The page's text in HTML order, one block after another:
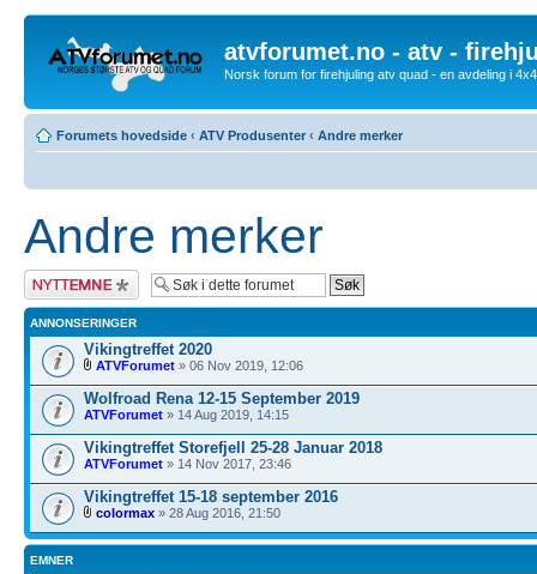
atvforumet.no - atv -
Norsk forum for firehjuling atv quad - en avdeling i
Forumets hovedside ‹ ATV Produsenter ‹ Andre merker
Andre merker
Legg inn et nytt
emne
ANNONSERINGER
Vikingtreffet 2020
ATVForumet » 06 Nov 2019, 12:06
Wolfroad Rena 12-15 September 2019
ATVForumet » 14 Aug 2019, 14:15
Vikingtreffet Storefjell 25-28 Januar 2018
ATVForumet » 14 Nov 2017, 23:46
Vikingtreffet 15-18 september 2016
colormax » 28 Aug 2016, 21:50
EMNER